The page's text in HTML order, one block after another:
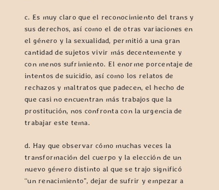
c. Es muy claro que el reconocimiento del trans y
sus derechos, así como el de otras variaciones en
el género y la sexualidad, permitió a una gran
cantidad de sujetos vivir más decentemente y
con menos sufrimiento. El enorme porcentaje de
intentos de suicidio, así como los relatos de
rechazos y maltratos que padecen, el hecho de
que casi no encuentran más trabajos que la
prostitución, nos confronta con la urgencia de
trabajar este tema.
d. Hay que observar cómo muchas veces la
transformación del cuerpo y la elección de un
nuevo género distinto al que se trajo significó
“un renacimiento”, dejar de sufrir y empezar a